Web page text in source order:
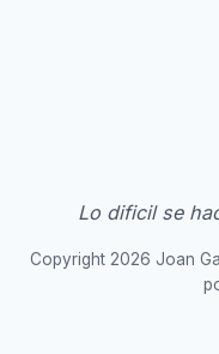
Lo dificil se
Copyright 2026 Joan